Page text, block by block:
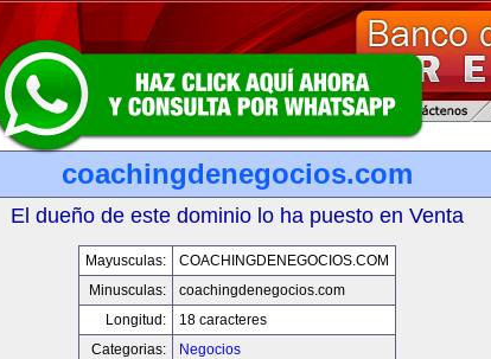
coachingdenegocios.com
El dueño de este dominio lo ha puesto en Venta
Mayusculas:
COACHINGDENEGOCIOS.COM
Minusculas:
coachingdenegocios.com
Longitud:
18 caracteres
Categorias:
Negocios